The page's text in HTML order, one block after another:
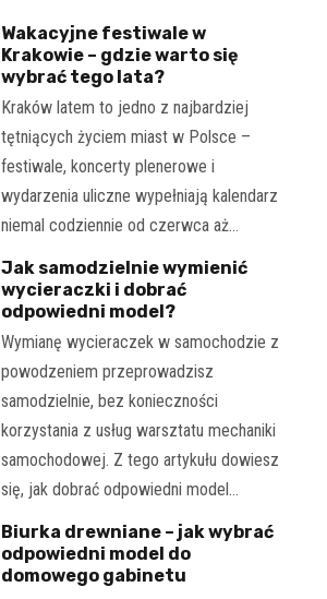
Wakacyjne festiwale w
Krakowie – gdzie warto się
wybrać tego lata?
Kraków latem to jedno z najbardziej
tętniących życiem miast w Polsce –
festiwale, koncerty plenerowe i
wydarzenia uliczne wypełniają kalendarz
niemal codziennie od czerwca aż…
Jak samodzielnie wymienić
wycieraczki i dobrać
odpowiedni model?
Wymianę wycieraczek w samochodzie z
powodzeniem przeprowadzisz
samodzielnie, bez konieczności
korzystania z usług warsztatu mechaniki
samochodowej. Z tego artykułu dowiesz
się, jak dobrać odpowiedni model…
Biurka drewniane – jak wybrać
odpowiedni model do
domowego gabinetu